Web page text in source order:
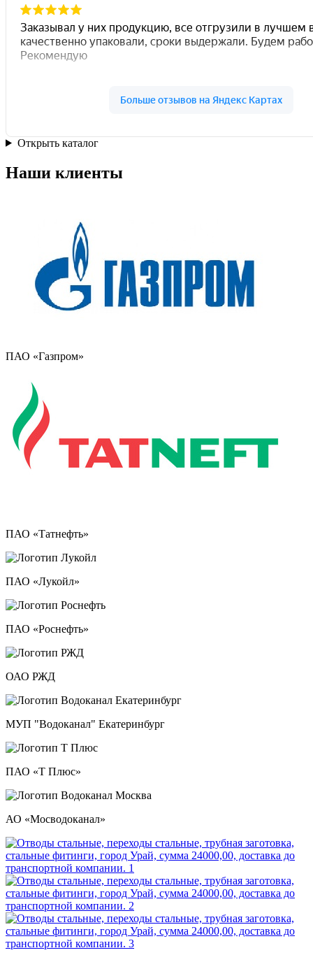
Открыть каталог
Наши клиенты
ПАО «Газпром»
ПАО «Татнефть»
ПАО «Лукойл»
ПАО «Роснефть»
ОАО РЖД
МУП "Водоканал" Екатеринбург
ПАО «Т Плюс»
АО «Мосводоканал»